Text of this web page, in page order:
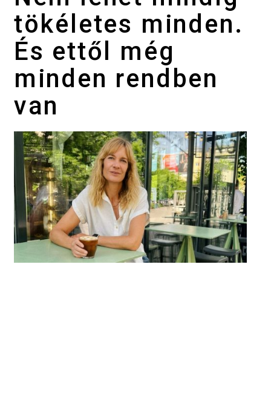
tökéletes minden.
És ettől még
minden rendben
van